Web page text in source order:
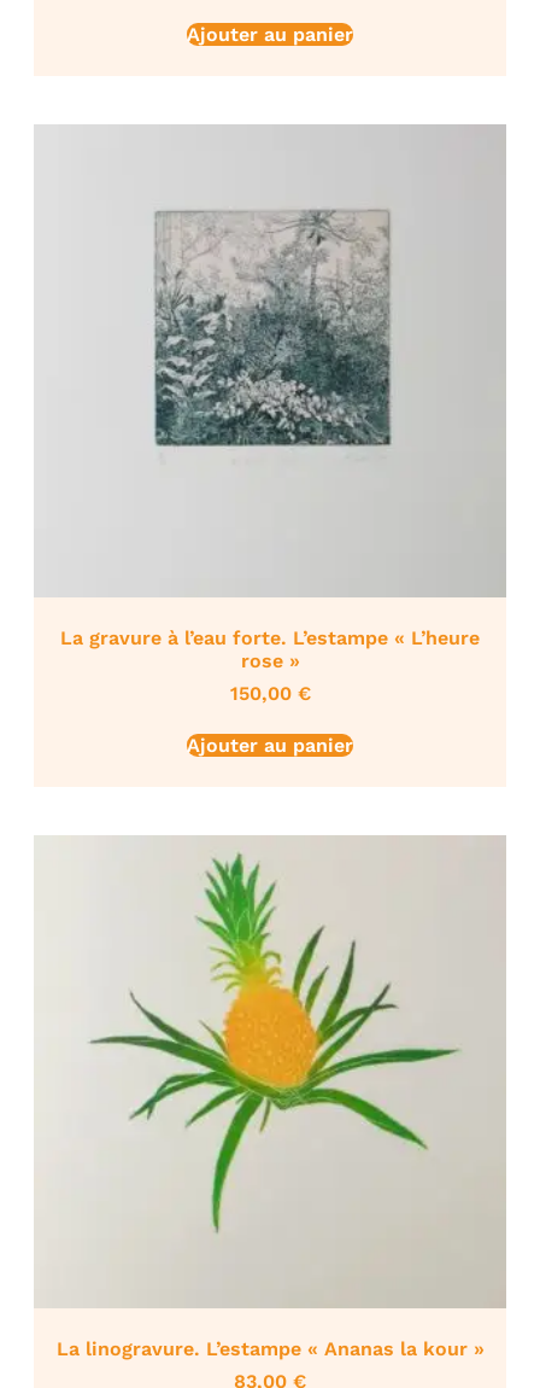
Ajouter au panier
La gravure à l’eau forte. L’estampe « L’heure
rose »
150,00 €
Ajouter au panier
La linogravure. L’estampe « Ananas la kour »
83,00 €